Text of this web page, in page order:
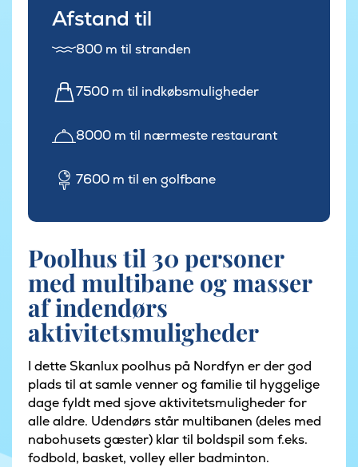
Afstand til
800 m til stranden
7500 m til indkøbsmuligheder
8000 m til nærmeste restaurant
7600 m til en golfbane
Poolhus til 30 personer
med multibane og masser
af indendørs
aktivitetsmuligheder
I dette Skanlux poolhus på Nordfyn er der god
plads til at samle venner og familie til hyggelige
dage fyldt med sjove aktivitetsmuligheder for
alle aldre. Udendørs står multibanen (deles med
nabohusets gæster) klar til boldspil som f.eks.
fodbold, basket, volley eller badminton.